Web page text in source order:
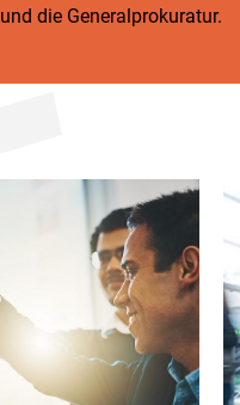
und die Generalprokuratur.